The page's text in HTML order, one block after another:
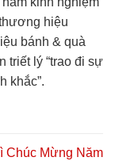
hiệu
bánh & quà
triết lý “trao đi sự
khắc”.
Chúc Mừng Năm